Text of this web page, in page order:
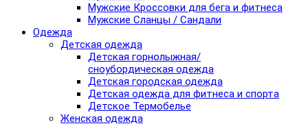
Мужские Кроссовки для бега и фитнеса
Мужские Сланцы / Сандали
Одежда
Детская одежда
Детская горнолыжная/
сноубордическая одежда
Детская городская одежда
Детская одежда для фитнеса и спорта
Детское Термобелье
Женская одежда